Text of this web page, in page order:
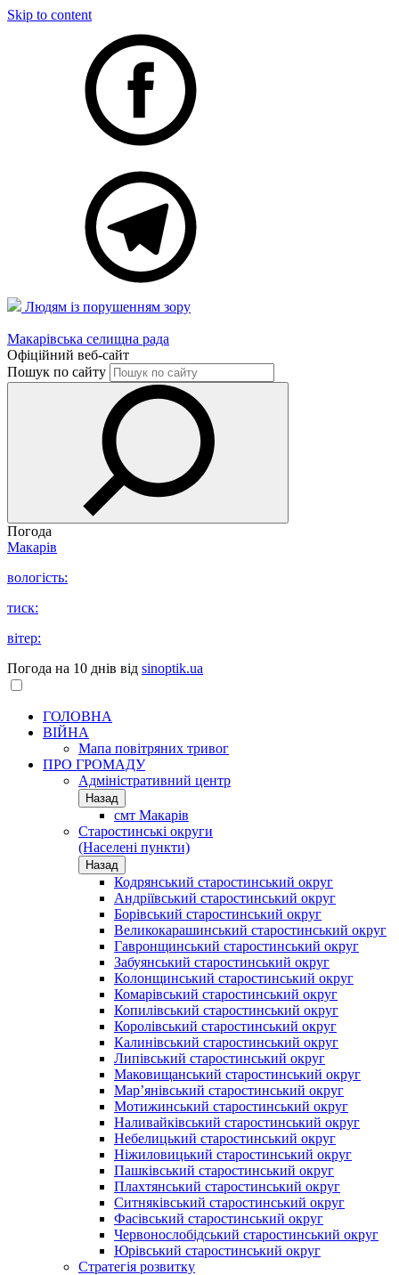
Skip to content
Людям із порушенням зору
Макарівська селищна рада
Офіційний веб-сайт
Пошук по сайту
Погода
Макарів
вологість:
тиск:
вітер:
Погода на 10 днів від sinoptik.ua
ГОЛОВНА
ВІЙНА
Мапа повітряних тривог
ПРО ГРОМАДУ
Aдміністративний центр
Назад
смт Макарів
Старостинські округи
(Населені пункти)
Назад
Кодрянський старостинський округ
Андріївський старостинський округ
Борівський старостинський округ
Великокарашинський старостинський округ
Гавронщинський старостинський округ
Забуянський старостинський округ
Колонщинський старостинський округ
Комарівський старостинський округ
Копилівський старостинський округ
Королівський старостинський округ
Калинівський старостинський округ
Липівський старостинський округ
Маковищанський старостинський округ
Мар’янівський старостинський округ
Мотижинський старостинський округ
Наливайківський старостинський округ
Небелицький старостинський округ
Ніжиловицький старостинський округ
Пашківський старостинський округ
Плахтянський старостинський округ
Ситняківський старостинський округ
Фасівський старостинський округ
Червонослобідський старостинський округ
Юрівський старостинський округ
Стратегія розвитку